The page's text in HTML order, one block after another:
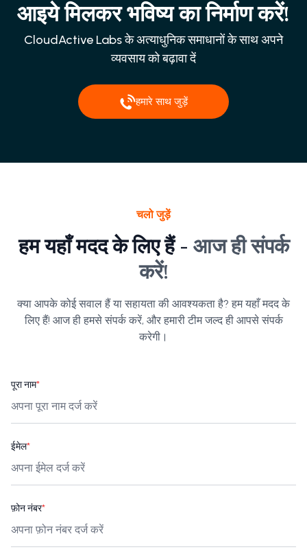
आइये मिलकर भविष्य का निर्माण करें!
CloudActive Labs के अत्याधुनिक समाधानों के साथ अपने
व्यवसाय को बढ़ावा दें
हमारे साथ जुड़ें
चलो जुड़ें
हम यहाँ मदद के लिए हैं - आज ही संपर्क
करें!
क्या आपके कोई सवाल हैं या सहायता की आवश्यकता है? हम यहाँ मदद के
लिए हैं! आज ही हमसे संपर्क करें, और हमारी टीम जल्द ही आपसे संपर्क
करेगी।
पूरा नाम*
ईमेल*
फ़ोन नंबर*